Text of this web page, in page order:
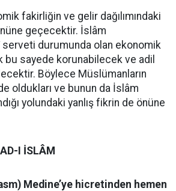
fakirliğin ve gelir dağılımındaki
geçecektir. İslâm
serveti durumunda olan ekonomik
bu sayede korunabilecek ve adil
Böylece Müslümanların
oldukları ve bunun da İslâm
yolundaki yanlış fikrin de önüne
I İSLÂM
Medine’ye hicretinden hemen